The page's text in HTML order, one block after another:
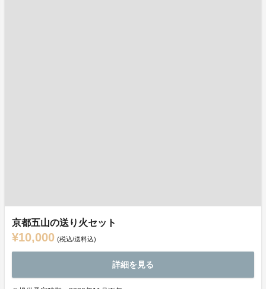
京都五山の送り火セット
¥10,000 (税込/送料込)
詳細を見る